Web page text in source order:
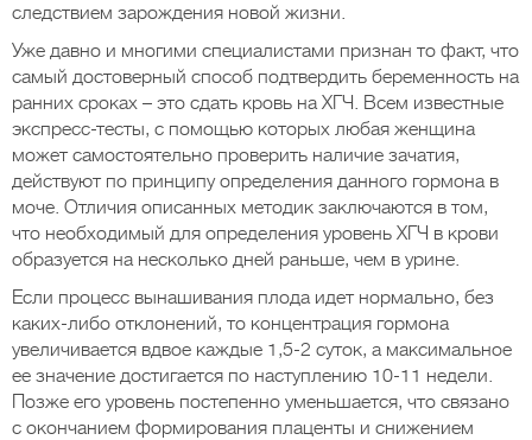
следствием зарождения новой жизни.
Уже давно и многими специалистами признан то факт, что
самый достоверный способ подтвердить беременность на
ранних сроках – это сдать кровь на ХГЧ. Всем известные
экспресс-тесты, с помощью которых любая женщина
может самостоятельно проверить наличие зачатия,
действуют по принципу определения данного гормона в
моче. Отличия описанных методик заключаются в том,
что необходимый для определения уровень ХГЧ в крови
образуется на несколько дней раньше, чем в урине.
Если процесс вынашивания плода идет нормально, без
каких-либо отклонений, то концентрация гормона
увеличивается вдвое каждые 1,5-2 суток, а максимальное
ее значение достигается по наступлению 10-11 недели.
Позже его уровень постепенно уменьшается, что связано
с окончанием формирования плаценты и снижением